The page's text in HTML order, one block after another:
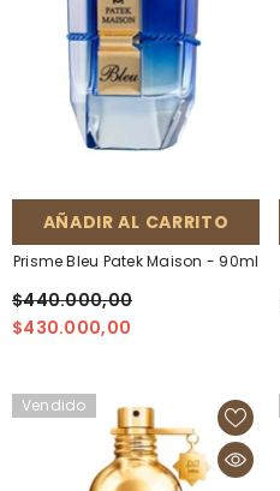
AÑADIR AL CARRITO
Prisme Bleu Patek Maison - 90ml
$440.000,00
$430.000,00
Vendido